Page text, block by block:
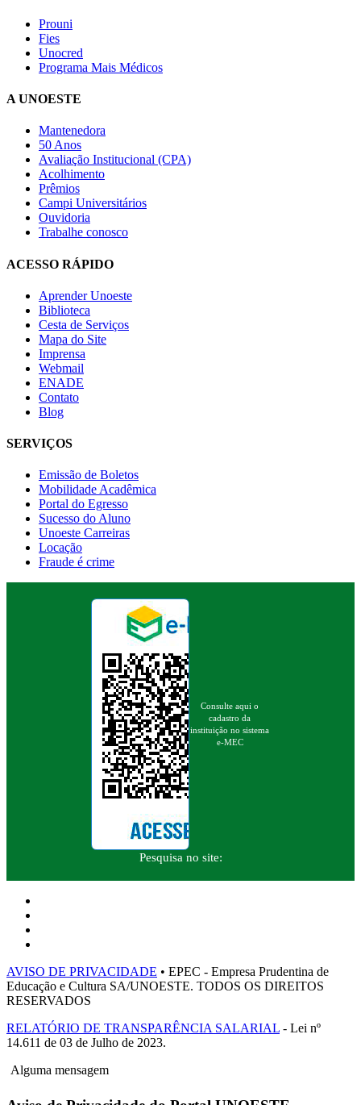
Prouni
Fies
Unocred
Programa Mais Médicos
A UNOESTE
Mantenedora
50 Anos
Avaliação Institucional (CPA)
Acolhimento
Prêmios
Campi Universitários
Ouvidoria
Trabalhe conosco
ACESSO RÁPIDO
Aprender Unoeste
Biblioteca
Cesta de Serviços
Mapa do Site
Imprensa
Webmail
ENADE
Contato
Blog
SERVIÇOS
Emissão de Boletos
Mobilidade Acadêmica
Portal do Egresso
Sucesso do Aluno
Unoeste Carreiras
Locação
Fraude é crime
Consulte aqui o
cadastro da
instituição no sistema
e-MEC
Pesquisa no site:
AVISO DE PRIVACIDADE • EPEC - Empresa Prudentina de
Educação e Cultura SA/UNOESTE. TODOS OS DIREITOS
RESERVADOS
RELATÓRIO DE TRANSPARÊNCIA SALARIAL - Lei nº
14.611 de 03 de Julho de 2023.
Alguma mensagem